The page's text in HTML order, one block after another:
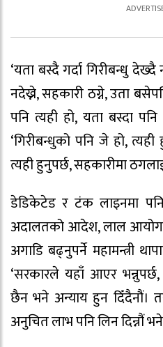
‘यता बस्दै गर्दा गिरीबन्धु
नदेख्ने, सहकारी ठग्ने, उता
पनि त्यही हो, यता बस्दा
‘गिरीबन्धुको पनि जे हो,
त्यही हुनुपर्छ, सहकारीमा
डेडिकेटेड र टंक लाइनमा
अदालतको आदेश, लाल
अगाडि बढ्नुपर्ने महामन्त्री
‘सरकारले यहाँ आएर
छैन भने अन्याय हुन दिँदैनौं।
अनुचित लाभ पनि लिन दिन्नौं